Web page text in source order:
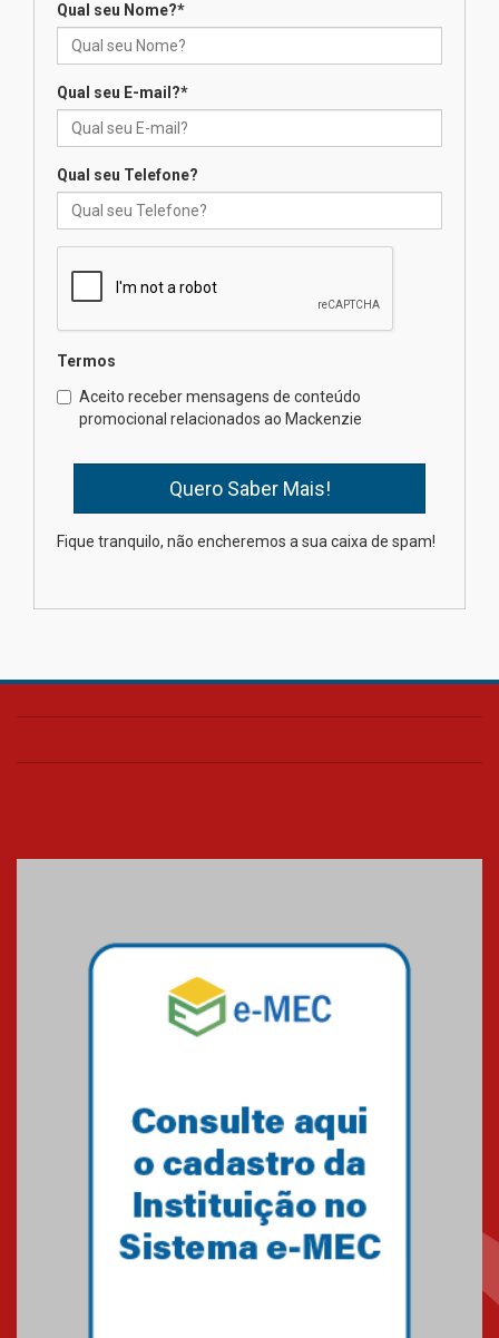
das novas tecnologias em
calouros do segundo semestre
04.08.2026
Brasília prepara seus
estudantes para o PAS antes
mesmo do Ensino Médio
na educação dos filhos além da
Qual seu Nome?*
Qual seu E-mail?*
Qual seu Telefone?
Termos
Aceito receber mensagens de conteúdo
promocional relacionados ao Mackenzie
Fique tranquilo, não encheremos a sua caixa de spam!